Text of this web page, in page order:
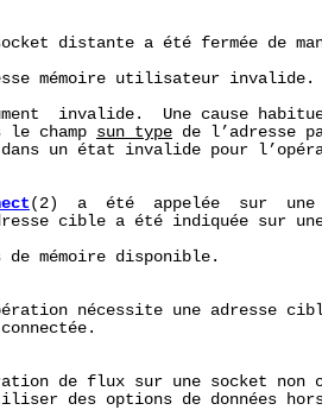
distante a été fermée de
mémoire utilisateur invalide.
invalide.  Une cause
le champ
sun_type de l’adresse
un état invalide pour
(2)  a  été  appelée  sur  une
cible a été indiquée sur
de mémoire disponible.
nécessite une adresse
de flux sur une socket non
des options de données